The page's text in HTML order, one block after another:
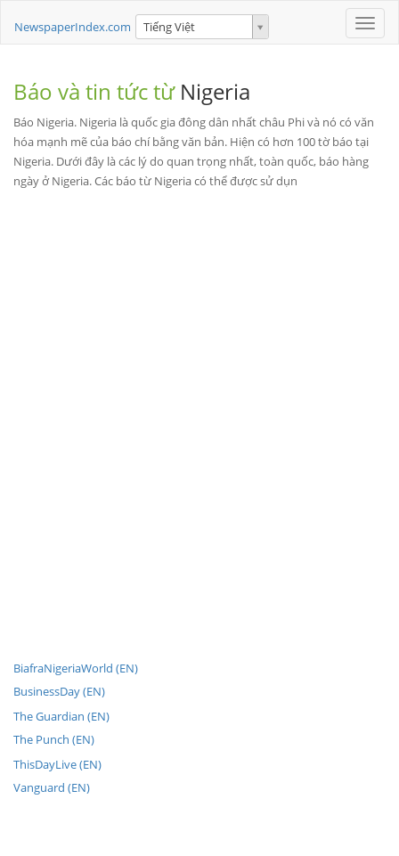
Toggle
NewspaperIndex.com Tiếng Việt
Báo và tin tức từ Nigeria
Báo Nigeria. Nigeria là quốc gia đông dân nhất châu Phi và nó có văn
hóa mạnh mẽ của báo chí bằng văn bản. Hiện có hơn 100 tờ báo tại
Nigeria. Dưới đây là các lý do quan trọng nhất, toàn quốc, báo hàng
ngày ở Nigeria. Các báo từ Nigeria có thể được sử dụn
BiafraNigeriaWorld (EN)
BusinessDay (EN)
The Guardian (EN)
The Punch (EN)
ThisDayLive (EN)
Vanguard (EN)